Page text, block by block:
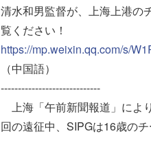
清水和男監督が、上海上港の
覧ください！
https://mp.weixin.qq.com/s/
（中国語）
-----------------------------
上海「午前新聞報道」によ
回の遠征中、SIPGは16歳の